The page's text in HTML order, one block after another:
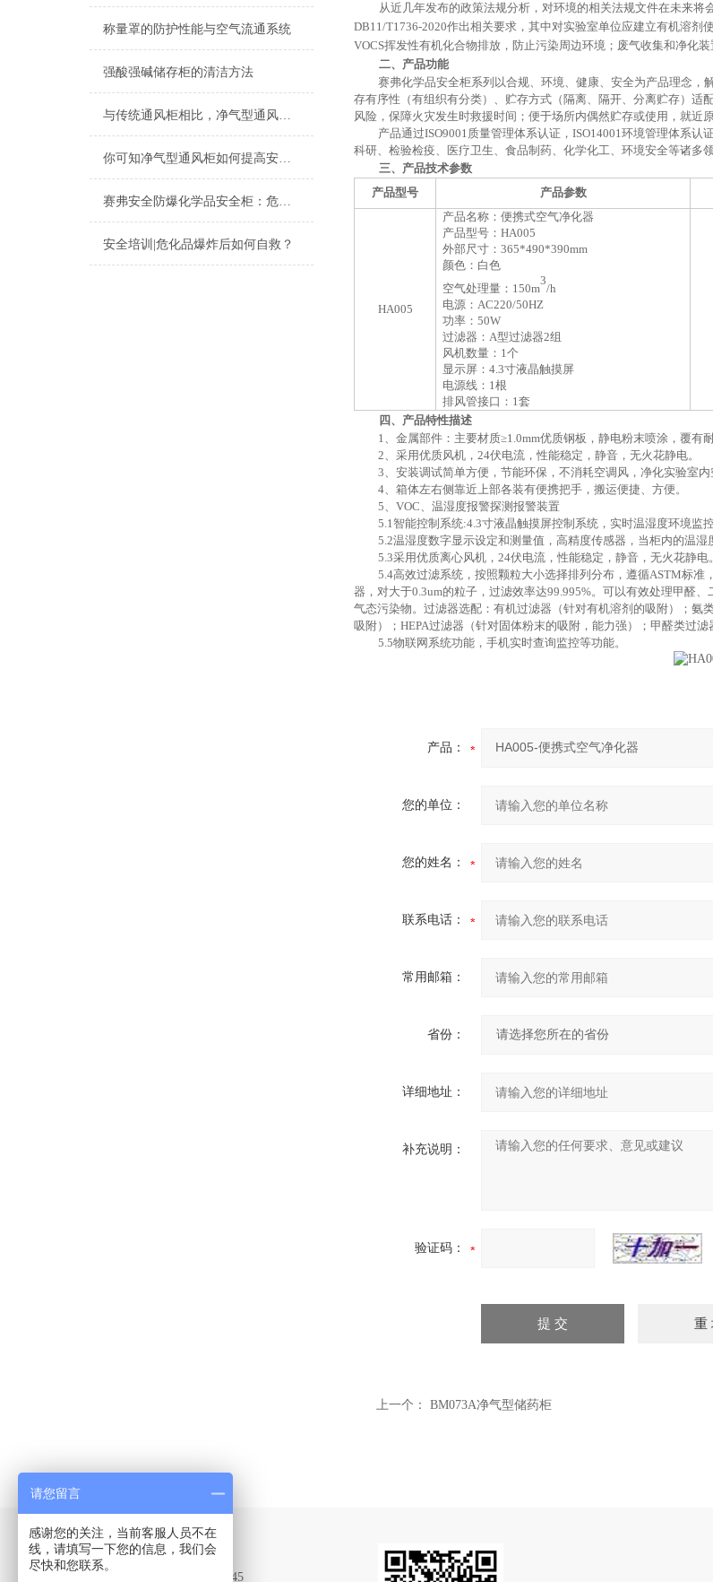
称量罩的防护性能与空气流通系统
强酸强碱储存柜的清洁方法
与传统通风柜相比，净气型通风柜的优点包括哪些？
你可知净气型通风柜如何提高安全性？
赛弗安全防爆化学品安全柜：危化品存储的安全守护屏障
安全培训|危化品爆炸后如何自救？
从近几年发布的政策法规分析，对环境的相关法规文件在未来将
DB11/T1736-2020作出相关要求，其中对实验室单位应建立有机溶
VOCS挥发性有机化合物排放，防止污染周边环境；废气收集和净化装
二、 产品功能
赛弗化学品安全柜系列以合规、环境、健康、安全为产品理念，
存有序性（有组织有分类）、贮存方式（隔离、隔开、分离贮存）适配
风险，保障火灾发生时救援时间；便于场所内偶然贮存或使用，就近
产品通过ISO9001质量管理体系认证，ISO14001环境管理体系
科研、检验检疫、医疗卫生、食品制药、化学化工、环境安全等诸多领
三、 产品技术参数
产品型号
产品参数
HA005
产品名称：便携式空气净化器
产品型号： HA005
外部尺寸： 365*490*390mm
颜色：白色
空气处理量： 150m
3
/h
电源： AC220/50HZ
功率： 50W
过滤器： A型过滤器2组
风机数量： 1个
显示屏： 4.3寸液晶触摸屏
电源线： 1根
排风管接口： 1套
四、 产品特性描述
1、金属部件：主要材质≥1.0mm优质钢板，静电粉末喷涂，覆有
2、采用优质风机，24伏电流，性能稳定，静音，无火花静电。
3、安装调试简单方便，节能环保，不消耗空调风，净化实验室内
4、 箱体左右侧靠近上部各装有便携把手，搬运便捷、方便。
5、 VOC、温湿度报警探测报警装置
5.1智能控制系统:4.3寸液晶触摸屏控制系统，实时温湿度环境监
5.2温湿度数字显示设定和测量值，高精度传感器，当柜内的温湿
5.3采用优质离心风机，24伏电流，性能稳定，静音，无火花静电。
5.4高效过滤系统，按照颗粒大小选择排列分布，遵循ASTM标
器，对大于0.3um的粒子，过滤效率达99.995%。可以有效处理甲醛
气态污染物。过滤器选配：有机过滤器（针对有机溶剂的吸附）；
吸附）；HEPA过滤器（针对固体粉末的吸附，能力强）；甲醛类过滤
5.5物联网系统功能，手机实时查询监控等功能。
产品：
您的单位：
您的姓名：
联系电话：
常用邮箱：
省份：
详细地址：
补充说明：
验证码：
上一个： BM073A净气型储药柜
Contact Us
联系QQ：2015669945
请您留言
感谢您的关注，当前客服人员不在
线，请填写一下您的信息，我们会
尽快和您联系。